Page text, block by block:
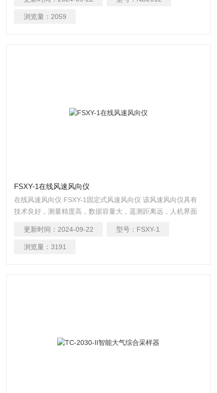
化工厂、制药厂等纯水中的硅酸根含量测定。
浏览量： 2059
FSXY-1在线风速风向仪
在线风速风向仪 FSXY-1固定式风速风向仪 该风速风向仪具有
技术良好，测量精度高，数据容量大，遥测距离远，人机界面
更新时间： 2024-09-22 型号： FSXY-1
浏览量： 3191